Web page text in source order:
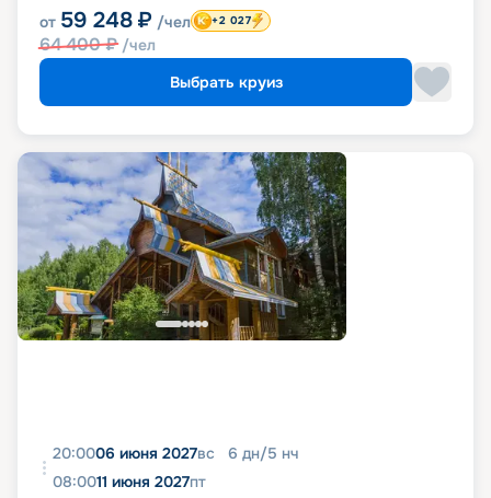
от 59 248 ₽ /чел
64 400₽ /чел
+2 027
Выбрать круиз
20:0006 июня 2027вс 6 дн/5 нч
08:0011 июня 2027пт